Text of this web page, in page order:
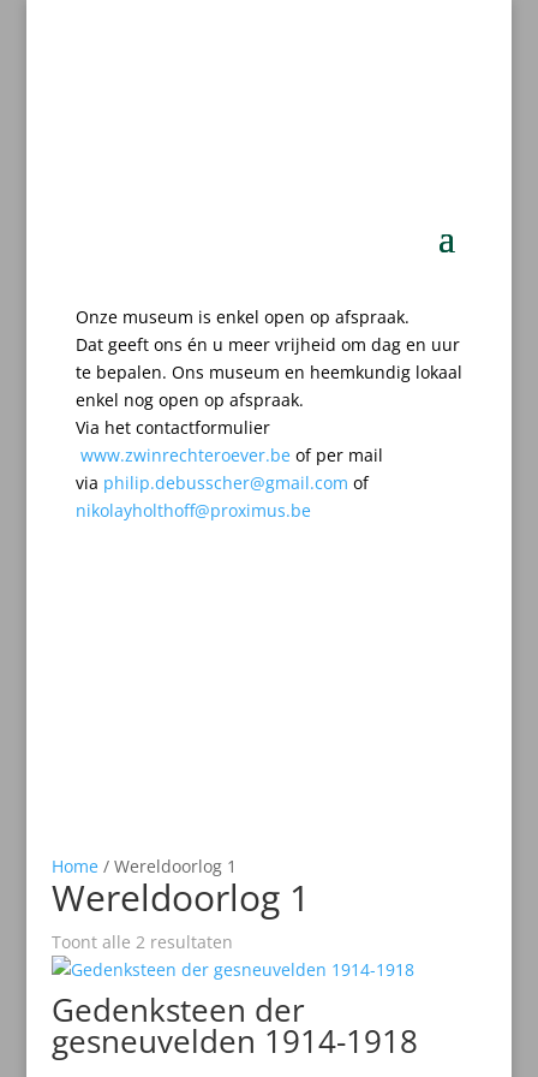
Onze museum is enkel open op afspraak.
Dat geeft ons én u meer vrijheid om dag en uur
te bepalen. Ons museum en heemkundig lokaal
enkel nog open op afspraak.
Via het contactformulier
www.zwinrechteroever.be of per mail
via philip.debusscher@gmail.com of
nikolayholthoff@proximus.be
Home/ Wereldoorlog 1
Wereldoorlog 1
Toont alle 2 resultaten
Gedenksteen der
gesneuvelden 1914-1918